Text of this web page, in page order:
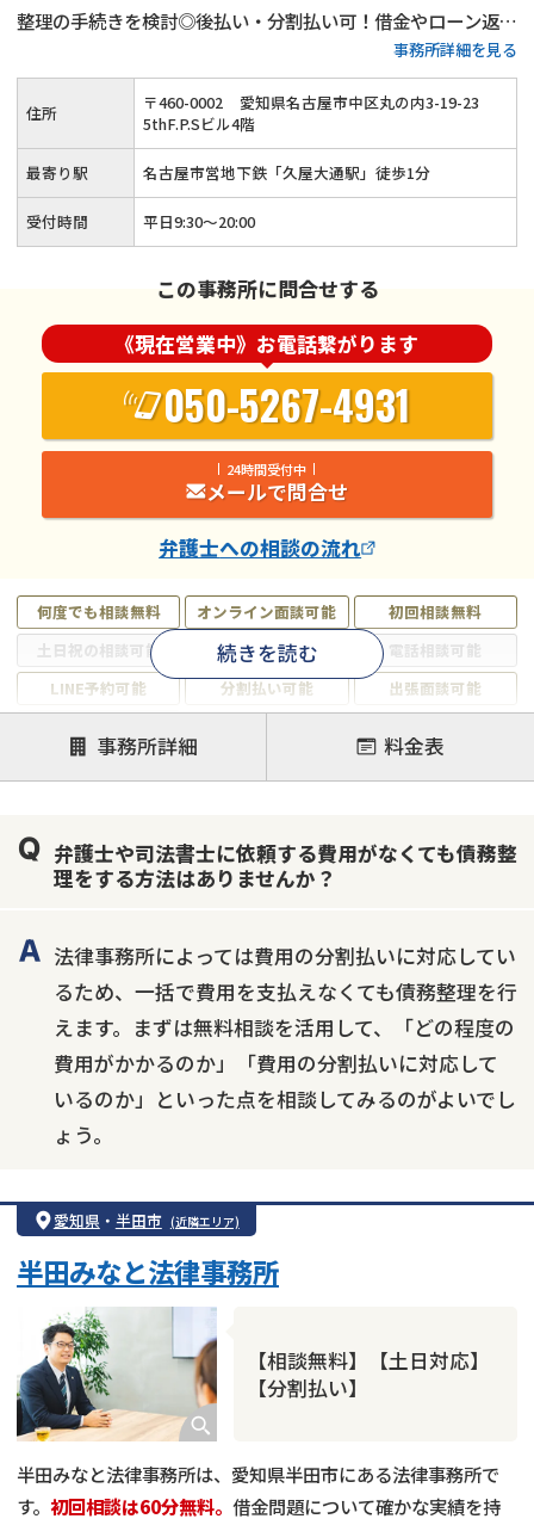
整理の手続きを検討◎後払い・分割払い可！借金やローン返済
でお悩みの方はご相談ください≪事前のご予約で夜間・土日祝
のご相談にも対応≫
事務所詳細を見る
何度でも相談無料 オンライン面談可能
初回相談無料
土日祝の相談可能
19時以降電話可能
電話相談可能
LINE予約可能
分割払い可能
出張面談可能
個人再生
時効援用
過払い金返還請求
会社破産・法人破産
住宅ローン
続きを読む
住所 〒460-0002
愛知県名古屋市中区丸の内3-19-23
5thF.P.Sビル4階
最寄り駅 名古屋市営地下鉄「久屋大通駅」徒歩1分
受付時間 平日9:30～20:00
この事務所に問合せする
《現在営業中》お電話繋がります
050-5267-4931
24時間受付中
メールで問合せ
弁護士への相談の流れ
事務所詳細 料金表
弁護士や司法書士に依頼する費用がなくても債務整
理をする方法はありませんか？
法律事務所によっては費用の分割払いに対応してい
るため、一括で費用を支払えなくても債務整理を行
えます。まずは無料相談を活用して、「どの程度の
費用がかかるのか」「費用の分割払いに対応して
いるのか」といった点を相談してみるのがよいでし
ょう。
愛知県 ・ 半田市 (近隣エリア)
【相談無料】【土日対応】
【分割払い】
半田みなと法律事務所
半田みなと法律事務所は、愛知県半田市にある法律事務所で
す。 初回相談は60分無料。 借金問題について確かな実績を持